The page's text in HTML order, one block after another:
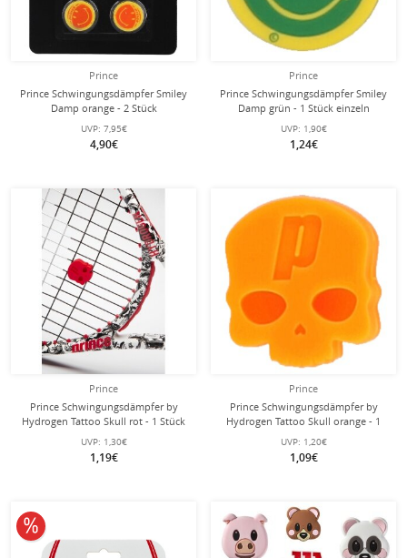
Prince
Prince Schwingungsdämpfer Smiley
Damp orange - 2 Stück
UVP: 7,95€
4,90€
Prince
Prince Schwingungsdämpfer Smiley
Damp grün - 1 Stück einzeln
UVP: 1,90€
1,24€
Prince
Prince Schwingungsdämpfer by
Hydrogen Tattoo Skull rot - 1 Stück
UVP: 1,30€
1,19€
Prince
Prince Schwingungsdämpfer by
Hydrogen Tattoo Skull orange - 1
Stück
UVP: 1,20€
1,09€
10% reduziert